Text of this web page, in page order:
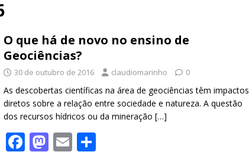
O que há de novo no ensino de
Geociências?
30 de outubro de 2016 claudiomarinho 0
As descobertas científicas na área de geociências têm impactos
diretos sobre a relação entre sociedade e natureza. A questão
dos recursos hídricos ou da mineração […]
F M E